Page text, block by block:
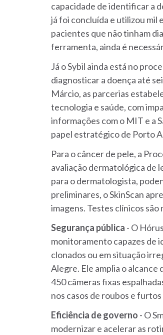
capacidade de identificar a
já foi concluída e utilizou mil
pacientes que não tinham
ferramenta, ainda é
Já o Sybil ainda está no
diagnosticar a doença até
Márcio, as parcerias
tecnologia e saúde, com
informações com o MIT e a
papel estratégico de Porto
Para o câncer de pele, a
avaliação dermatológica de
para o dermatologista,
preliminares, o SkinScan
imagens. Testes clínicos
Segurança pública - O
monitoramento capazes de
clonados ou em situação
Alegre. Ele amplia o
450 câmeras fixas
nos casos de roubos e
Eficiência de governo - O
modernizar e acelerar as